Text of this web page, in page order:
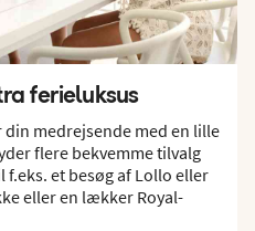
ferieluksus
medrejsende med en lille
flere bekvemme tilvalg
f.eks. et besøg af Lollo eller
eller en lækker Royal-